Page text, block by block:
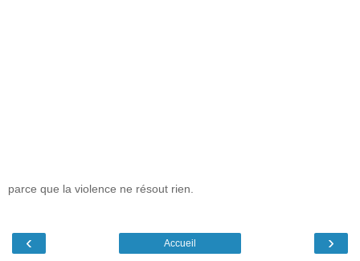
parce que la violence ne résout rien.
‹ ›
Accueil